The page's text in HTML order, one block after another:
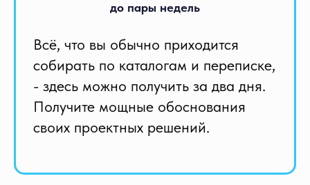
до пары недель
Всё, что вы обычно приходится
собирать по каталогам и переписке,
- здесь можно получить за два дня.
Получите мощные обоснования
своих проектных решений.
сельскохозяйственное
системы водоснабжения судов